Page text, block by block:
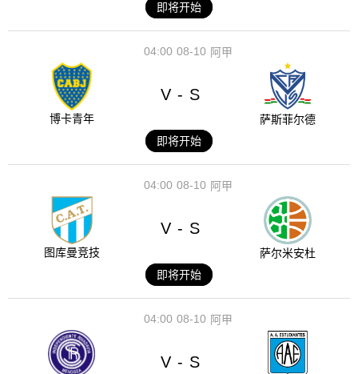
即将开始
08-10
04:00 阿甲
博卡青年
V - S
萨斯菲尔德
即将开始
08-10
04:00 阿甲
图库曼竞技
V - S
萨尔米安杜
即将开始
08-10
04:00 阿甲
V - S